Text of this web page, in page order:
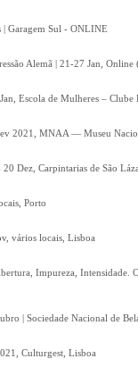
| Garagem Sul - ONLINE
Alemã | 21-27 Jan,
Escola de Mulheres – Clube
2021, MNAA — Museu
20 Dez, Carpintarias de São
Porto
vários locais, Lisboa
Impureza, Intensidade.
| Sociedade Nacional de
Culturgest, Lisboa